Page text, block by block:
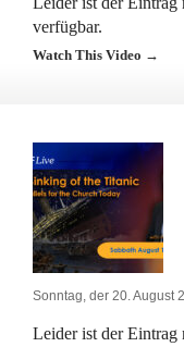
verfügbar.
Watch This Video →
Sonntag, der 20. August
Leider ist der Eintrag